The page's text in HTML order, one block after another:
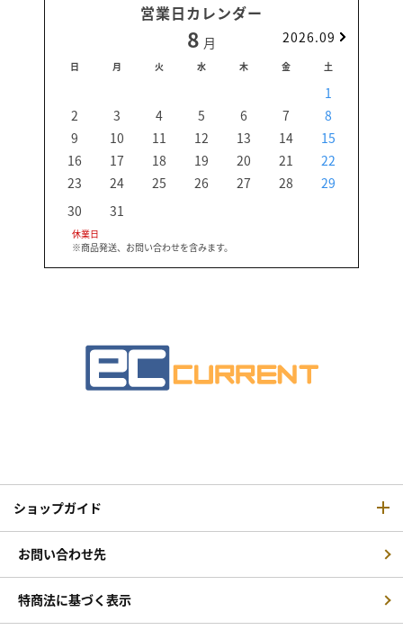
営業日カレンダー
8 月 2026.09
日 月 火 水 木 金 土
1
2
3 4 5 6 7
8
9
10 11 12 13 14
15
16
17 18 19 20 21
22
23
24 25 26 27 28
29
30
31
休業日
※商品発送、お問い合わせを含みます。
ショップガイド
お問い合わせ先
特商法に基づく表示